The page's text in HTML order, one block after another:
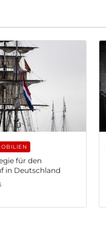
für den
in Deutschland